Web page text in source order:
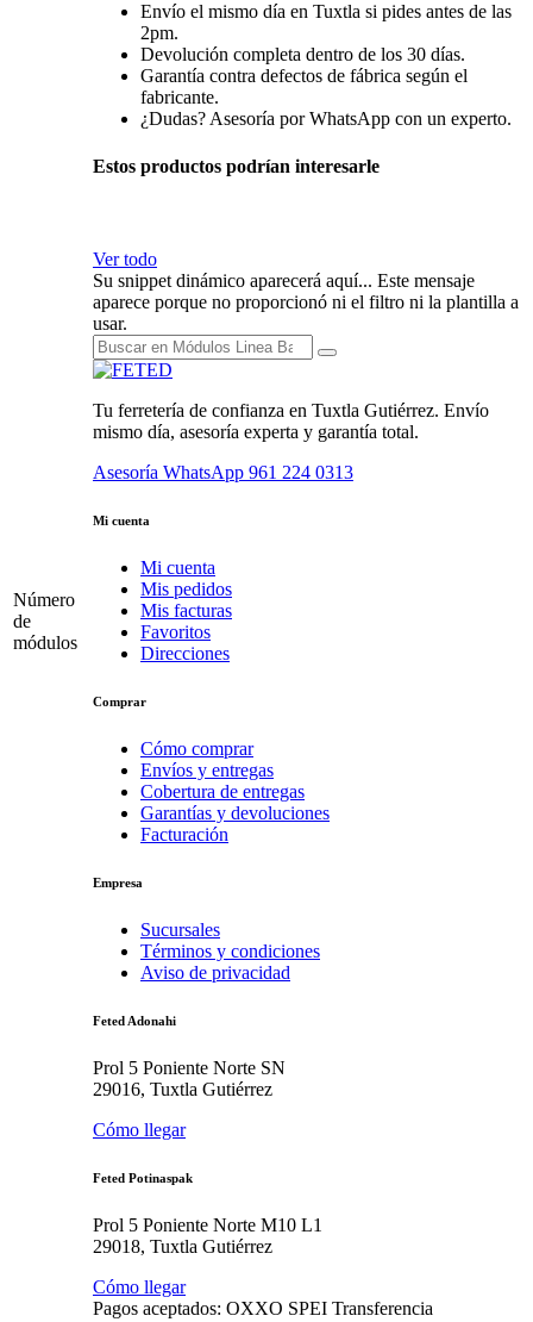
Número
de
módulos
Envío el mismo día en Tuxtla si pides antes de las
2pm.
Devolución completa dentro de los 30 días.
Garantía contra defectos de fábrica según el
fabricante.
¿Dudas? Asesoría por WhatsApp con un experto.
Estos productos podrían interesarle
Ver todo
Su snippet dinámico aparecerá aquí... Este mensaje
aparece porque no proporcionó ni el filtro ni la plantilla a
usar.
Tu ferretería de confianza en Tuxtla Gutiérrez. Envío
mismo día, asesoría experta y garantía total.
Asesoría WhatsApp 961 224 0313
Mi cuenta
Mi cuenta
Mis pedidos
Mis facturas
Favoritos
Direcciones
Comprar
Cómo comprar
Envíos y entregas
Cobertura de entregas
Garantías y devoluciones
Facturación
Empresa
Sucursales
Términos y condiciones
Aviso de privacidad
Feted Adonahi
Prol 5 Poniente Norte SN
29016, Tuxtla Gutiérrez
Cómo llegar
Feted Potinaspak
Prol 5 Poniente Norte M10 L1
29018, Tuxtla Gutiérrez
Cómo llegar
Pagos aceptados: OXXO SPEI Transferencia